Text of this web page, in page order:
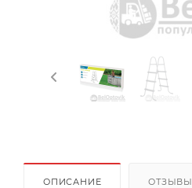
ОПИСАНИЕ ОТЗЫВЫ